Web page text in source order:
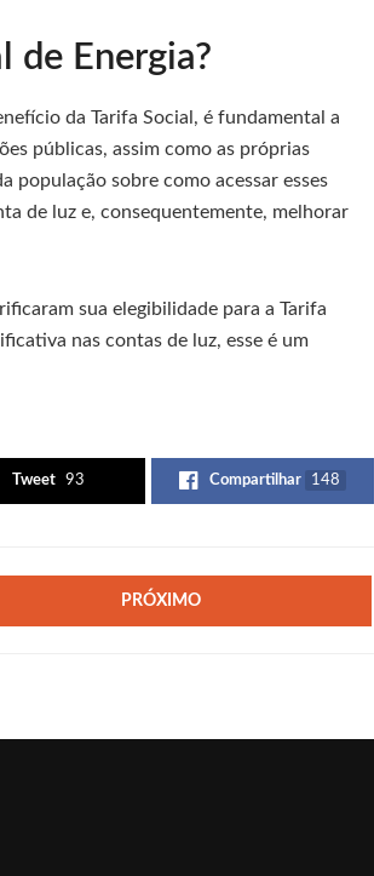
de Energia?
da Tarifa Social, é fundamental a
públicas, assim como as próprias
população sobre como acessar esses
de luz e, consequentemente, melhorar
sua elegibilidade para a Tarifa
nas contas de luz, esse é um
Tweet 93 Compartilhar 148
PRÓXIMO